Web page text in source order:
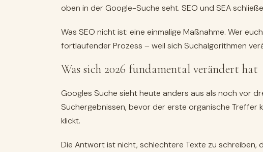
oben in der Google-Suche seht. SEO und SEA
Was SEO nicht ist: eine einmalige Maßnahme. Wer
fortlaufender Prozess – weil sich Suchalgorithmen
Was sich 2026 fundamental verändert hat
Googles Suche sieht heute anders aus als noch vor
Suchergebnissen, bevor der erste organische
klickt.
Die Antwort ist nicht, schlechtere Texte zu schreiben,